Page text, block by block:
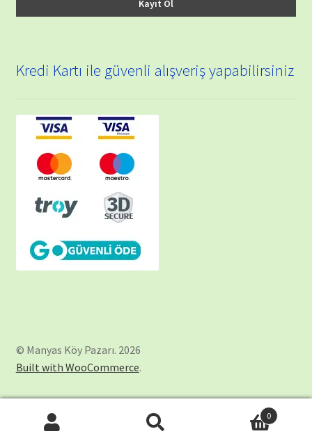
Kredi Kartı ile güvenli alışveriş yapabilirsiniz
© Manyas Köy Pazarı. 2026
Built with WooCommerce.
0